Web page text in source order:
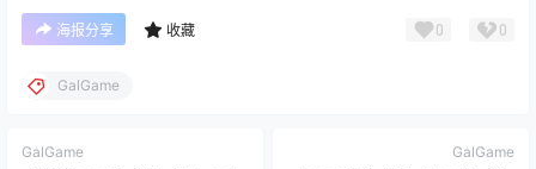
海报分享 收藏 0 0
GalGame
GalGame GalGame